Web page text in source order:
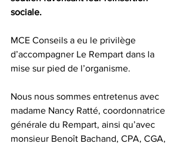
sociale.
MCE Conseils a eu le privilège
d’accompagner Le Rempart dans la
mise sur pied de l’organisme.
Nous nous sommes entretenus avec
madame Nancy Ratté, coordonnatrice
générale du Rempart, ainsi qu’avec
monsieur Benoît Bachand, CPA, CGA,